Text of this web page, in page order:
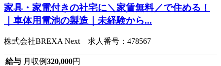
家具・家電付きの社宅に＼家賃無料／で住める！
｜車体用電池の製造｜未経験から...
株式会社BREXA Next 求人番号：478567
給与 月収例320,000円